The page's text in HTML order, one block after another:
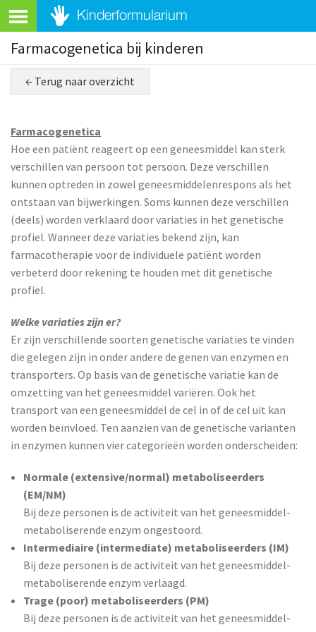
Farmacogenetica bij kinderen
← Terug naar overzicht
Farmacogenetica
Hoe een patiënt reageert op een geneesmiddel kan sterk
verschillen van persoon tot persoon. Deze verschillen
kunnen optreden in zowel geneesmiddelenrespons als het
ontstaan van bijwerkingen. Soms kunnen deze verschillen
(deels) worden verklaard door variaties in het genetische
profiel. Wanneer deze variaties bekend zijn, kan
farmacotherapie voor de individuele patiënt worden
verbeterd door rekening te houden met dit genetische
profiel.
Welke variaties zijn er?
Er zijn verschillende soorten genetische variaties te vinden
die gelegen zijn in onder andere de genen van enzymen en
transporters. Op basis van de genetische variatie kan de
omzetting van het geneesmiddel variëren. Ook het
transport van een geneesmiddel de cel in of de cel uit kan
worden beïnvloed. Ten aanzien van de genetische varianten
in enzymen kunnen vier categorieën worden onderscheiden:
Normale (extensive/normal) metaboliseerders
(EM/NM)
Bij deze personen is de activiteit van het geneesmiddel-
metaboliserende enzym ongestoord.
Intermediaire (intermediate) metaboliseerders (IM)
Bij deze personen is de activiteit van het geneesmiddel-
metaboliserende enzym verlaagd.
Trage (poor) metaboliseerders (PM)
Bij deze personen is de activiteit van het geneesmiddel-